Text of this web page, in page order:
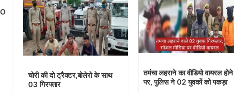
चोरी की दो ट्रैक्टर,बोलेरो के साथ
03 गिरफ्तार
तमंचा लहराने का वीडियो वायरल होने
पर, पुलिस ने 02 युवकों को पकड़ा